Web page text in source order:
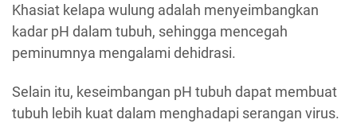
Khasiat kelapa wulung adalah menyeimbangkan
kadar pH dalam tubuh, sehingga mencegah
peminumnya mengalami dehidrasi.
Selain itu, keseimbangan pH tubuh dapat membuat
tubuh lebih kuat dalam menghadapi serangan virus.